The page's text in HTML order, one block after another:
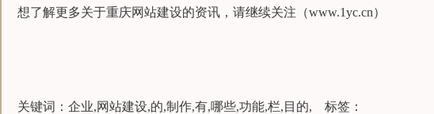
想了解更多关于重庆网站建设的资讯，请继续关注（www.1yc.cn）
关键词：企业,网站建设,的,制作,有,哪些,功能,栏,目的, 标签：